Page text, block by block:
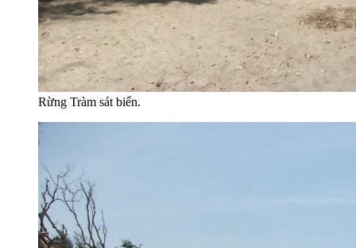
Rừng Tràm sát biển.